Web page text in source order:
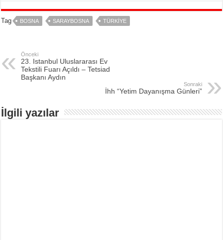
Tag BOSNA SARAYBOSNA TÜRKIYE
Önceki
23. Istanbul Uluslararası Ev
Tekstili Fuarı Açıldı – Tetsiad
Başkanı Aydın
Sonraki
İhh “Yetim Dayanışma Günleri”
İlgili yazılar